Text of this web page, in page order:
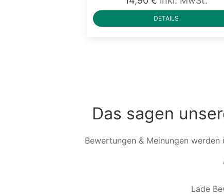
DETAILS
Das sagen
Bewertungen & Meinungen werden
Lade